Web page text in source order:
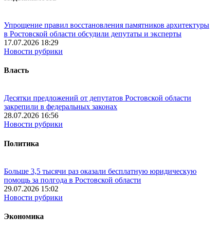
Упрощение правил восстановления памятников архитектуры
в Ростовской области обсудили депутаты и эксперты
17.07.2026 18:29
Новости рубрики
Власть
Десятки предложений от депутатов Ростовской области
закрепили в федеральных законах
28.07.2026 16:56
Новости рубрики
Политика
Больше 3,5 тысячи раз оказали бесплатную юридическую
помощь за полгода в Ростовской области
29.07.2026 15:02
Новости рубрики
Экономика